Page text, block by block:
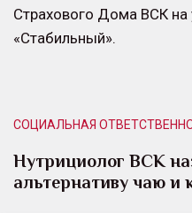
Страхового Дома ВСК на
«Стабильный».
СОЦИАЛЬНАЯ
Нутрициолог ВСК
альтернативу чаю и